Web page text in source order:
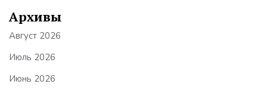
Архивы
Август 2026
Июль 2026
Июнь 2026